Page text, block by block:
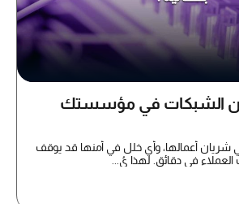
الشبكات في مؤسستك
أعمالها، وأي خلل في أمنها قد يوقف
في دقائق. لهذا يُ...